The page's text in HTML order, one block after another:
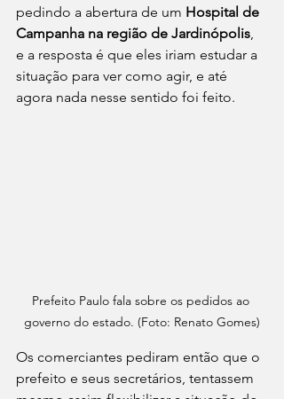
pedindo a abertura de um Hospital de
Campanha na região de Jardinópolis
e a resposta é que eles iriam estudar a
situação para ver como agir, e até
agora nada nesse sentido foi feito.
Prefeito Paulo fala sobre os pedidos ao
governo do estado. (Foto: Renato Gomes)
Os comerciantes pediram então que o
prefeito e seus secretários, tentassem